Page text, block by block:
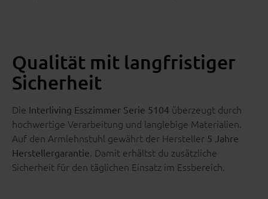
Qualität mit langfristiger
Sicherheit
Die Interliving Esszimmer Serie 5104 überzeugt durch
hochwertige Verarbeitung und langlebige Materialien.
Auf den Armlehnstuhl gewährt der Hersteller 5 Jahre
Herstellergarantie. Damit erhältst du zusätzliche
Sicherheit für den täglichen Einsatz im Essbereich.